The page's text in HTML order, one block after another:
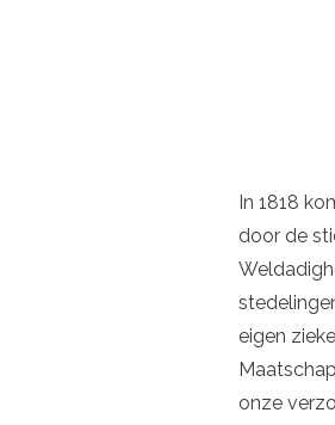
In 1818
door de
eigen
onze